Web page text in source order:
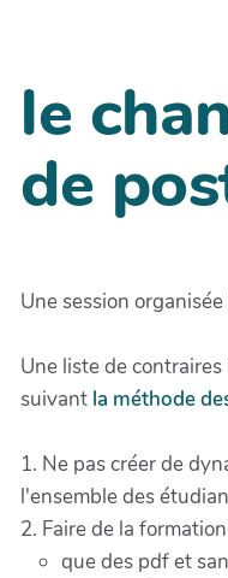
le
de
Une session
Une liste de
suivant la méthode
1. Ne pas créer de
l'ensemble des
2. Faire de la
que des pdf et